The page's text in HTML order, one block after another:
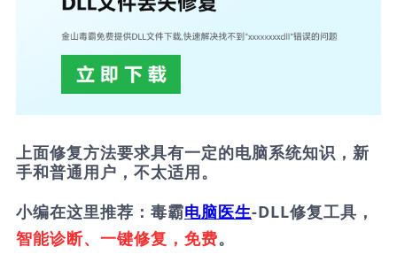
上面修复方法要求具有一定的电脑系统知识，新
手和普通用户，不太适用。
小编在这里推荐：毒霸电脑医生-DLL修复工具，
智能诊断、一键修复，免费。